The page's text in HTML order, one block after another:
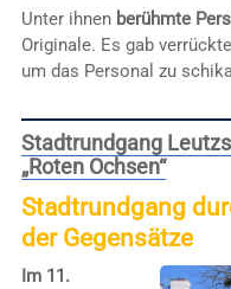
Unter ihnen berühmte
Originale. Es gab
um das Personal zu
Stadtrundgang
„Roten Ochsen“
Stadtrundgang
der Gegensätze
Im 11.